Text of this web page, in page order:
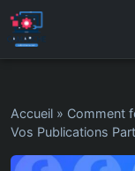
Accueil » Comment
Vos Publications